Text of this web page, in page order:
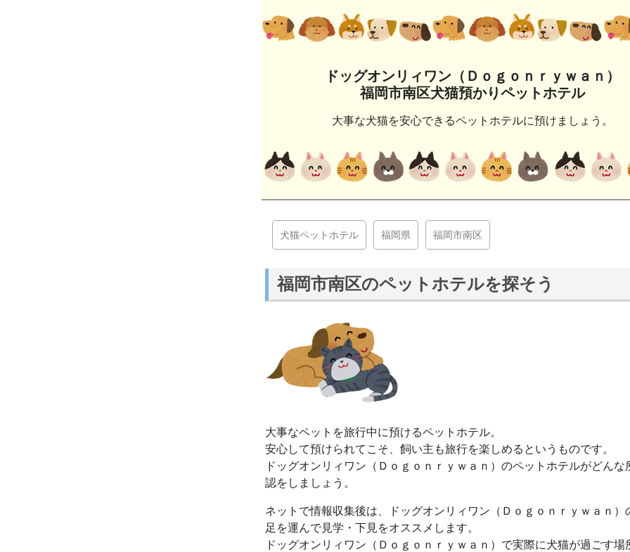
ドッグオンリィワン（Ｄｏｇｏｎｒｙｗａｎ）
福岡市南区犬猫預かりペットホテル
大事な犬猫を安心できるペットホテルに預けましょう。
犬猫ペットホテル 福岡県 福岡市南区
福岡市南区のペットホテルを探そう
大事なペットを旅行中に預けるペットホテル。
安心して預けられてこそ、飼い主も旅行を楽しめるというものです。
ドッグオンリィワン（Ｄｏｇｏｎｒｙｗａｎ）のペットホテルがどんな
認をしましょう。
ネットで情報収集後は、ドッグオンリィワン（Ｄｏｇｏｎｒｙｗａｎ）
足を運んで見学・下見をオススメします。
ドッグオンリィワン（Ｄｏｇｏｎｒｙｗａｎ）で実際に犬猫が過ごす場